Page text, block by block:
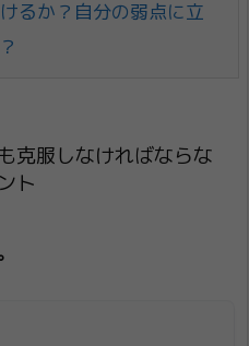
るか？自分の弱点に立
克服しなければならな
ト